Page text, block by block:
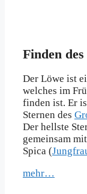
Finden
Der Löwe ist
welches im
finden ist. Er
Sternen des
Der hellste
gemeinsam
Spica (
mehr…